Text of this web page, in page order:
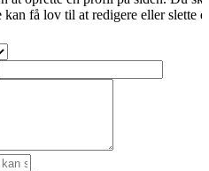
få lov til at redigere eller slette